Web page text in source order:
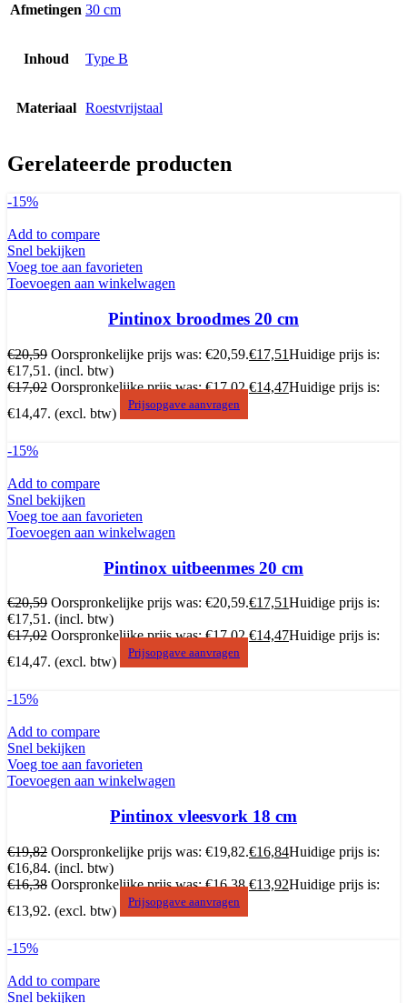
Afmetingen 30 cm
Inhoud Type B
Materiaal Roestvrijstaal
Gerelateerde producten
-15%
Add to compare
Snel bekijken
Voeg toe aan favorieten
Toevoegen aan winkelwagen
Pintinox broodmes 20 cm
€20,59 Oorspronkelijke prijs was: €20,59.€17,51Huidige prijs is:
€17,51. (incl. btw)
€17,02 Oorspronkelijke prijs was: €17,02.€14,47Huidige prijs is:
€14,47. (excl. btw)
Prijsopgave aanvragen
-15%
Add to compare
Snel bekijken
Voeg toe aan favorieten
Toevoegen aan winkelwagen
Pintinox uitbeenmes 20 cm
€20,59 Oorspronkelijke prijs was: €20,59.€17,51Huidige prijs is:
€17,51. (incl. btw)
€17,02 Oorspronkelijke prijs was: €17,02.€14,47Huidige prijs is:
€14,47. (excl. btw)
Prijsopgave aanvragen
-15%
Add to compare
Snel bekijken
Voeg toe aan favorieten
Toevoegen aan winkelwagen
Pintinox vleesvork 18 cm
€19,82 Oorspronkelijke prijs was: €19,82.€16,84Huidige prijs is:
€16,84. (incl. btw)
€16,38 Oorspronkelijke prijs was: €16,38.€13,92Huidige prijs is:
€13,92. (excl. btw)
Prijsopgave aanvragen
-15%
Add to compare
Snel bekijken